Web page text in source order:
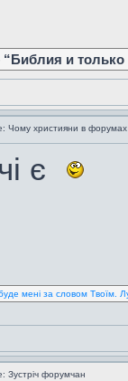
“Библия и
Чому християни в форумах
є
мені за словом Твоїм.
Зустріч форумчан